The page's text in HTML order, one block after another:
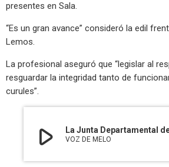
presentes en Sala.
“Es un gran avance” consideró la edil
Lemos.
La profesional aseguró que “legislar al
resguardar la integridad tanto de
curules”.
play_arrow VOZ DE MELO